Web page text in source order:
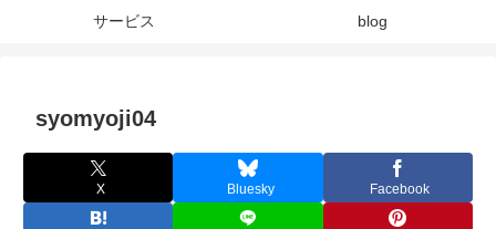
サービス blog
syomyoji04
X Bluesky Facebook